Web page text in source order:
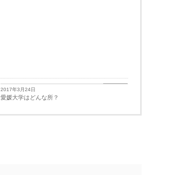
2017年3月24日
愛媛大学はどんな所？